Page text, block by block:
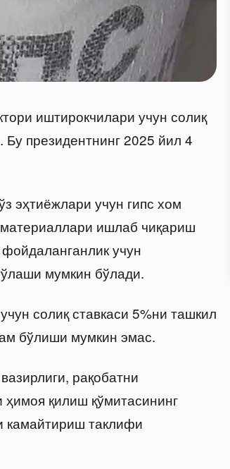
иштирокчилари учун солиқ
президентнинг 2025 йил 4
эҳтиёжлари учун гипс хом
ишлаб чиқариш
учун
мумкин бўлади.
солиқ ставкаси 5%ни ташкил
бўлиши мумкин эмас.
рақобатни
қилиш қўмитасининг
камайтириш таклифи